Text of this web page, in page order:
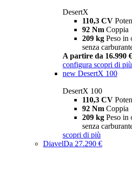
DesertX
110,3 CV
92 Nm Coppia
209 kg Peso in
senza
A partire da 16.990 €
configura scopri di più
new DesertX 100
DesertX 100
110,3 CV
92 Nm Coppia
209 kg Peso in
senza
scopri di più
DiavelDa 27.290 €